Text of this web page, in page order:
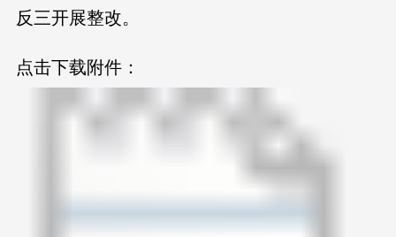
反三开展整改。
点击下载附件：